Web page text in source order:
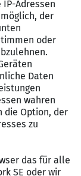
von
Engineering
Betrieb.